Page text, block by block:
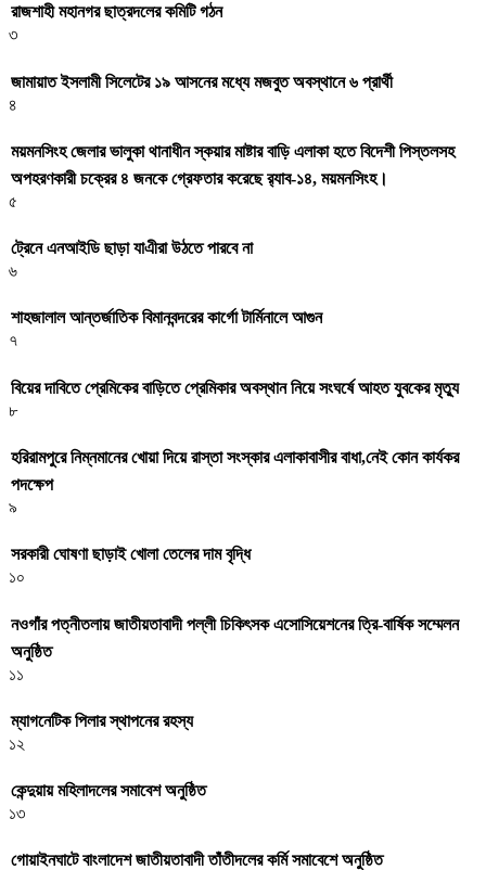
রাজশাহী মহানগর ছাত্রদলের কমিটি গঠন
৩
জামায়াত ইসলামী সিলেটের ১৯ আসনের মধ্যে মজবুত অবস্থানে ৬ প্রার্থী
৪
ময়মনসিংহ জেলার ভালুকা থানাধীন স্কয়ার মাষ্টার বাড়ি এলাকা হতে বিদেশী পিস্তলসহ
অপহরণকারী চক্রের ৪ জনকে গ্রেফতার করেছে র‌্যাব-১৪, ময়মনসিংহ।
৫
ট্রেনে এনআইডি ছাড়া যাএীরা উঠতে পারবে না
৬
শাহজালাল আন্তর্জাতিক বিমানবন্দরের কার্গো টার্মিনালে আগুন
৭
বিয়ের দাবিতে প্রেমিকের বাড়িতে প্রেমিকার অবস্থান নিয়ে সংঘর্ষে আহত যুবকের মৃত্যু
৮
হরিরামপুরে নিম্নমানের খোয়া দিয়ে রাস্তা সংস্কার এলাকাবাসীর বাধা,নেই কোন কার্যকর
পদক্ষেপ
৯
সরকারী ঘােষণা ছাড়াই খােলা তেলের দাম বৃদ্ধি
১০
নওগাঁর পত্নীতলায় জাতীয়তাবাদী পল্লী চিকিৎসক এসোসিয়েশনের ত্রি-বার্ষিক সম্মেলন
অনুষ্ঠিত
১১
ম্যাগনেটিক পিলার স্থাপনের রহস্য
১২
কেন্দুয়ায় মহিলাদলের সমাবেশ অনুষ্ঠিত
১৩
গোয়াইনঘাটে বাংলাদেশ জাতীয়তাবাদী তাঁতীদলের কর্মি সমাবেশে অনুষ্ঠিত